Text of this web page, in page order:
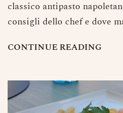
classico antipasto
consigli dello chef e dove
CONTINUEREADING